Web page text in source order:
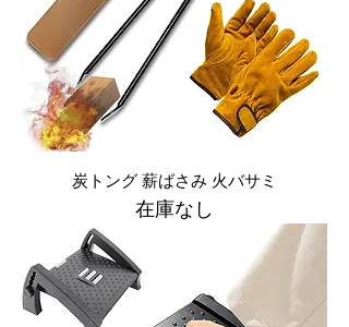
炭トング 薪ばさみ 火バサミ
在庫なし